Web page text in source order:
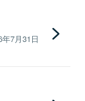
7月31日